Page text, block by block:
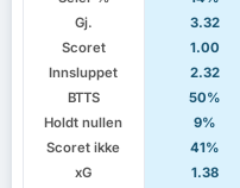
Gj.
3.32
Scoret
1.00
Innsluppet
2.32
BTTS
50%
Holdt nullen
9%
Scoret ikke
41%
xG
1.38